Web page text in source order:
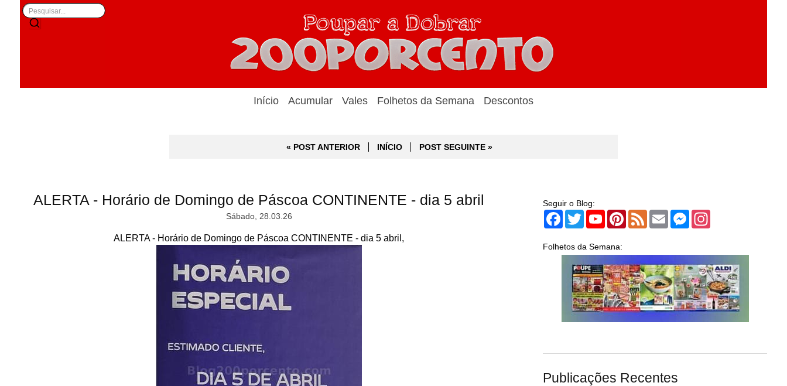
Início Acumular Vales Folhetos da Semana Descontos
« POST ANTERIOR INÍCIO POST SEGUINTE »
ALERTA - Horário de Domingo de Páscoa CONTINENTE - dia 5 abril
Sábado, 28.03.26
ALERTA - Horário de Domingo de Páscoa CONTINENTE - dia 5 abril,
Seguir o Blog:
Facebook
TwitterYouTubePinterest
Feed Email Messenger
Folhetos da Semana:
Publicações Recentes